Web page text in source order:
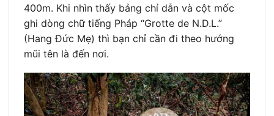
400m. Khi nhìn thấy bảng chỉ dẫn và cột mốc
ghi dòng chữ tiếng Pháp “Grotte de N.D.L.”
(Hang Đức Mẹ) thì bạn chỉ cần đi theo hướng
mũi tên là đến nơi.